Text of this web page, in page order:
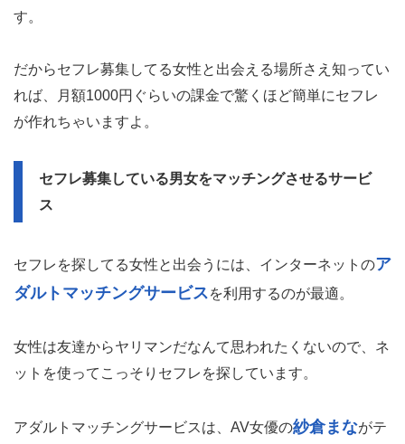
す。
だからセフレ募集してる女性と出会える場所さえ知ってい
れば、月額1000円ぐらいの課金で驚くほど簡単にセフレ
が作れちゃいますよ。
セフレ募集している男女をマッチングさせるサービ
ス
セフレを探してる女性と出会うには、インターネットのア
ダルトマッチングサービスを利用するのが最適。
女性は友達からヤリマンだなんて思われたくないので、ネ
ットを使ってこっそりセフレを探しています。
アダルトマッチングサービスは、AV女優の紗倉まながテ